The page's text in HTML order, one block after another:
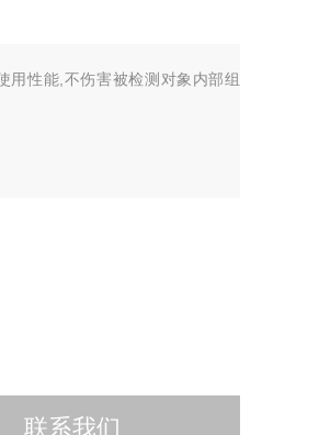
用性能,不伤害被检测对象内部组
联系我们